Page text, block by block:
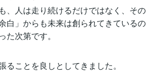
、人は走り続けるだけではなく、その
白」からも未来は創られてきているの
た次第です。
ることを良しとしてきました。